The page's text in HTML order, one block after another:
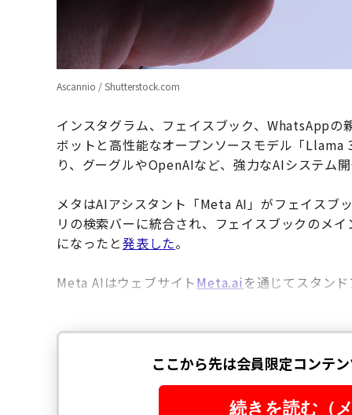
Ascannio / Shutterstock.com
インスタグラム、フェイスブック、WhatsApp
ボットと高性能なオープンソースモデル「
り、グーグルやOpenAIなど、強力なAIシステム
メタはAIアシスタント「Meta AI」がフェイスブ
リの検索バーに統合され、フェイスブックのメ
になったと発表した。
Meta AIはウェブサイトMeta.ai を通じてスタン